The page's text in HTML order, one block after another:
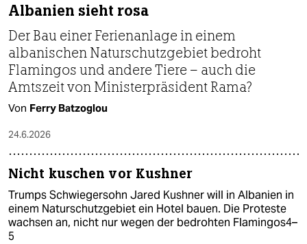
Albanien sieht rosa
Der Bau einer Ferienanlage in einem
albanischen Naturschutzgebiet bedroht
Flamingos und andere Tiere – auch die
Amtszeit von Ministerpräsident Rama?
Von Ferry Batzoglou
24.6.2026
Nicht kuschen vor Kushner
Trumps Schwiegersohn Jared Kushner will in Albanien in
einem Naturschutzgebiet ein Hotel bauen. Die Proteste
wachsen an, nicht nur wegen der bedrohten Flamingos4–
5